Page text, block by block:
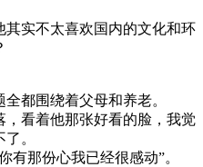
实不太喜欢国内的文化和环
都围绕着父母和养老。
看着他那张好看的脸，我觉
。
有那份心我已经很感动”。